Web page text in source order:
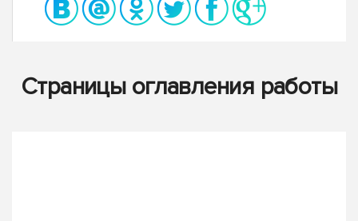
Страницы оглавления работы